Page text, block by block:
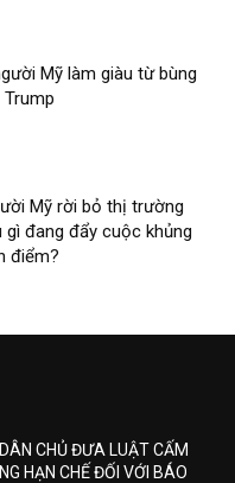
Mỹ làm giàu từ bùng
Mỹ rời bỏ thị trường
gì đang đẩy cuộc khủng
điểm?
CHỦ ĐƯA LUẬT CẤM
HẠN CHẾ ĐỐI VỚI BÁO